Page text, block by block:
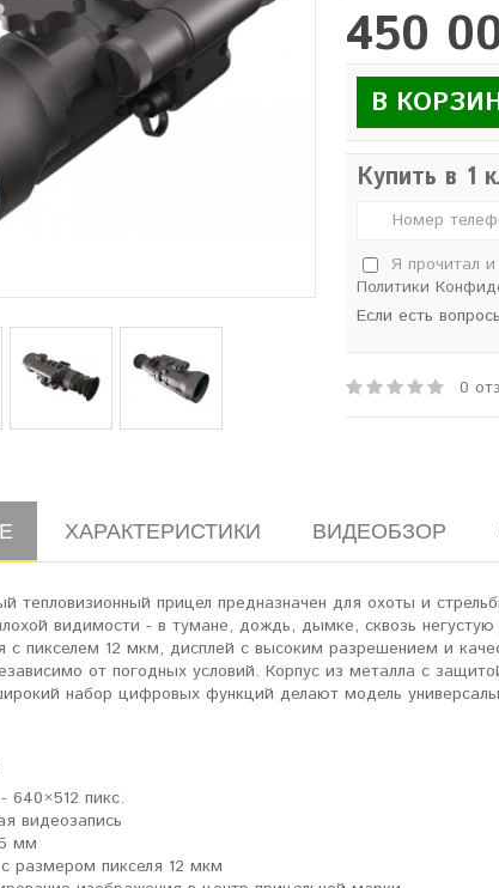
450
В
Купить в 1
Я прочитал
Политики
Если есть
0
ХАРАКТЕРИСТИКИ ВИДЕОБЗОР
тепловизионный прицел предназначен для охоты и
видимости - в тумане, дождь, дымке, сквозь негустую
с пикселем 12 мкм, дисплей с высоким разрешением и
от погодных условий. Корпус из металла с
набор цифровых функций делают модель
640×512 пикс.
видеозапись
мм
размером пикселя 12 мкм